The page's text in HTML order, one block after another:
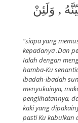
, وَلَئِنْ
“siapa yang
kepadanya .Dan
Ialah dengan
hamba-Ku
ibadah-ibadah
menyukainya,
penglihatannya,
kaki yang
pasti Ku kabulkan